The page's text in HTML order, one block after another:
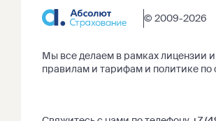
© 2009-2026
Мы все делаем в рамкахлицензии и
правилам и тарифам и политике по